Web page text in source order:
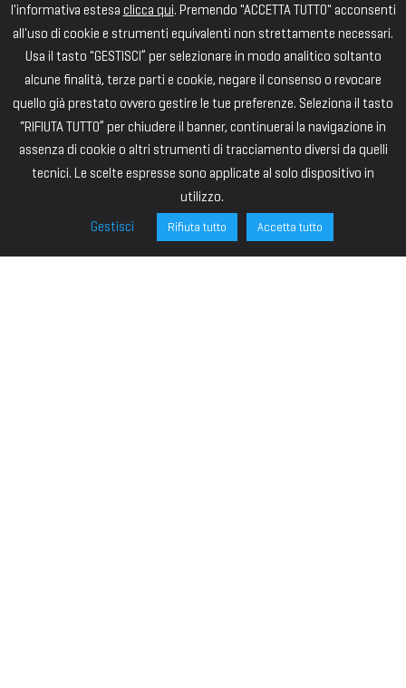
l'informativa estesa clicca qui. Premendo "ACCETTA TUTTO" acconsenti
all'uso di cookie e strumenti equivalenti non strettamente necessari.
Usa il tasto "GESTISCI” per selezionare in modo analitico soltanto
alcune finalità, terze parti e cookie, negare il consenso o revocare
quello già prestato ovvero gestire le tue preferenze. Seleziona il tasto
“RIFIUTA TUTTO” per chiudere il banner, continuerai la navigazione in
assenza di cookie o altri strumenti di tracciamento diversi da quelli
tecnici. Le scelte espresse sono applicate al solo dispositivo in
utilizzo.
Gestisci
Rifiuta tutto Accetta tutto